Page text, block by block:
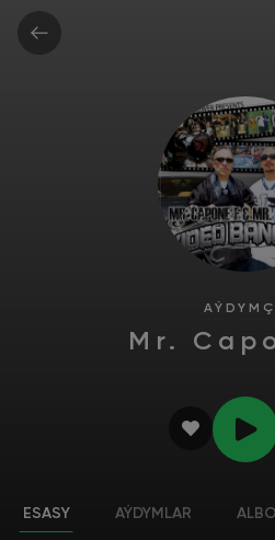
Mr.
ESASY AÝDYMLAR